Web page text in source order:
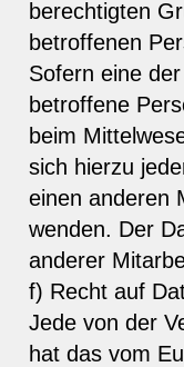
berechtigten
betroffenen
Sofern eine
betroffene
beim
sich hierzu
einen anderen
wenden. Der
anderer
f) Recht auf
Jede von der
hat das vom